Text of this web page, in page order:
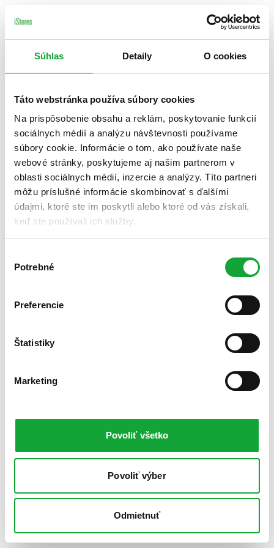
Súhlas Detaily O cookies
Táto webstránka používa súbory cookies
Na prispôsobenie obsahu a reklám, poskytovanie funkcií
sociálnych médií a analýzu návštevnosti používame
súbory cookie. Informácie o tom, ako používate naše
webové stránky, poskytujeme aj našim partnerom v
oblasti sociálnych médií, inzercie a analýzy. Títo partneri
môžu príslušné informácie skombinovať s ďalšími
údajmi, ktoré ste im poskytli alebo ktoré od vás získali,
keď ste používali ich služby.
súhlasu
Potrebné
Preferencie
Štatistiky
Marketing
Povoliť všetko
Povoliť výber
Odmietnuť